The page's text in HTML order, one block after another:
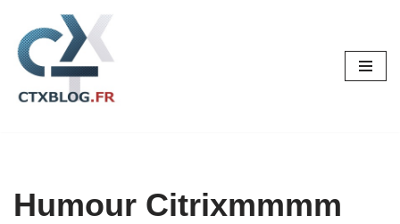
Skip
to
content
Humour Citrixmmmm